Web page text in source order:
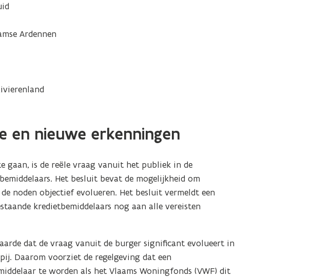
Ardennen
en nieuwe erkenningen
gaan, is de reële vraag vanuit het publiek in de
Het besluit bevat de mogelijkheid om
noden objectief evolueren. Het besluit vermeldt een
kredietbemiddelaars nog aan alle vereisten
dat de vraag vanuit de burger significant evolueert in
Daarom voorziet de regelgeving dat een
te worden als het Vlaams Woningfonds (VWF) dit